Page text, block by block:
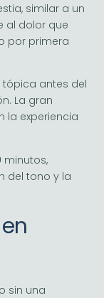
similar a un
al dolor que
por primera
tópica antes del
La gran
la experiencia
minutos,
del tono y la
sin una